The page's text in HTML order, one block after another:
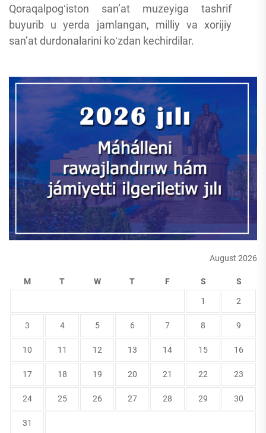
Qoraqalpogʻiston san’at muzeyiga tashrif
buyurib u yerda jamlangan, milliy va xorijiy
san’at durdonalarini koʻzdan kechirdilar.
August 2026
M T W T F S S
1 2
3 4 5 6 7 8 9
10 11 12 13 14 15 16
17 18 19 20 21 22 23
24 25 26 27 28 29 30
31